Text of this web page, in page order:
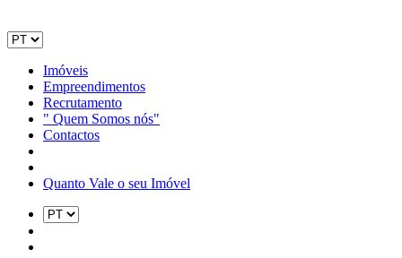
Imóveis
Empreendimentos
Recrutamento
" Quem Somos nós"
Contactos
Quanto Vale o seu Imóvel